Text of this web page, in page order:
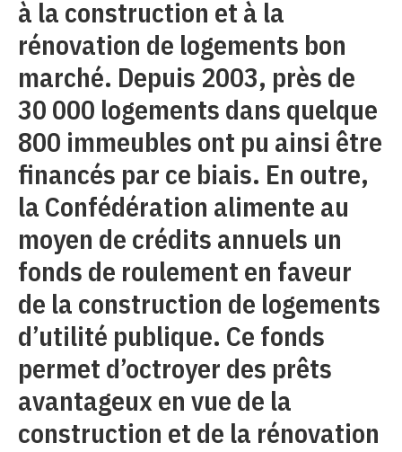
à la construction et à la
rénovation de logements bon
marché. Depuis 2003, près de
30 000 logements dans quelque
800 immeubles ont pu ainsi être
financés par ce biais. En outre,
la Confédération alimente au
moyen de crédits annuels un
fonds de roulement en faveur
de la construction de logements
d’utilité publique. Ce fonds
permet d’octroyer des prêts
avantageux en vue de la
construction et de la rénovation